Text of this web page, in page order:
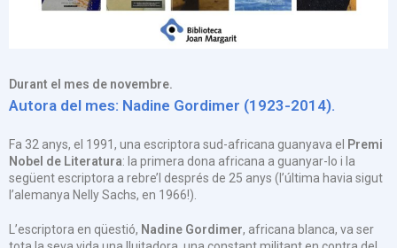
Durant el mes de novembre.
Autora del mes: Nadine Gordimer (1923-2014).
Fa 32 anys, el 1991, una escriptora sud-africana guanyava el Premi
Nobel de Literatura: la primera dona africana a guanyar-lo i la
següent escriptora a rebre’l després de 25 anys (l’última havia sigut
l’alemanya Nelly Sachs, en 1966!).
L’escriptora en qüestió, Nadine Gordimer, africana blanca, va ser